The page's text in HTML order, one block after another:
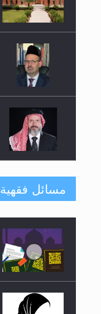
مسائل فقهية